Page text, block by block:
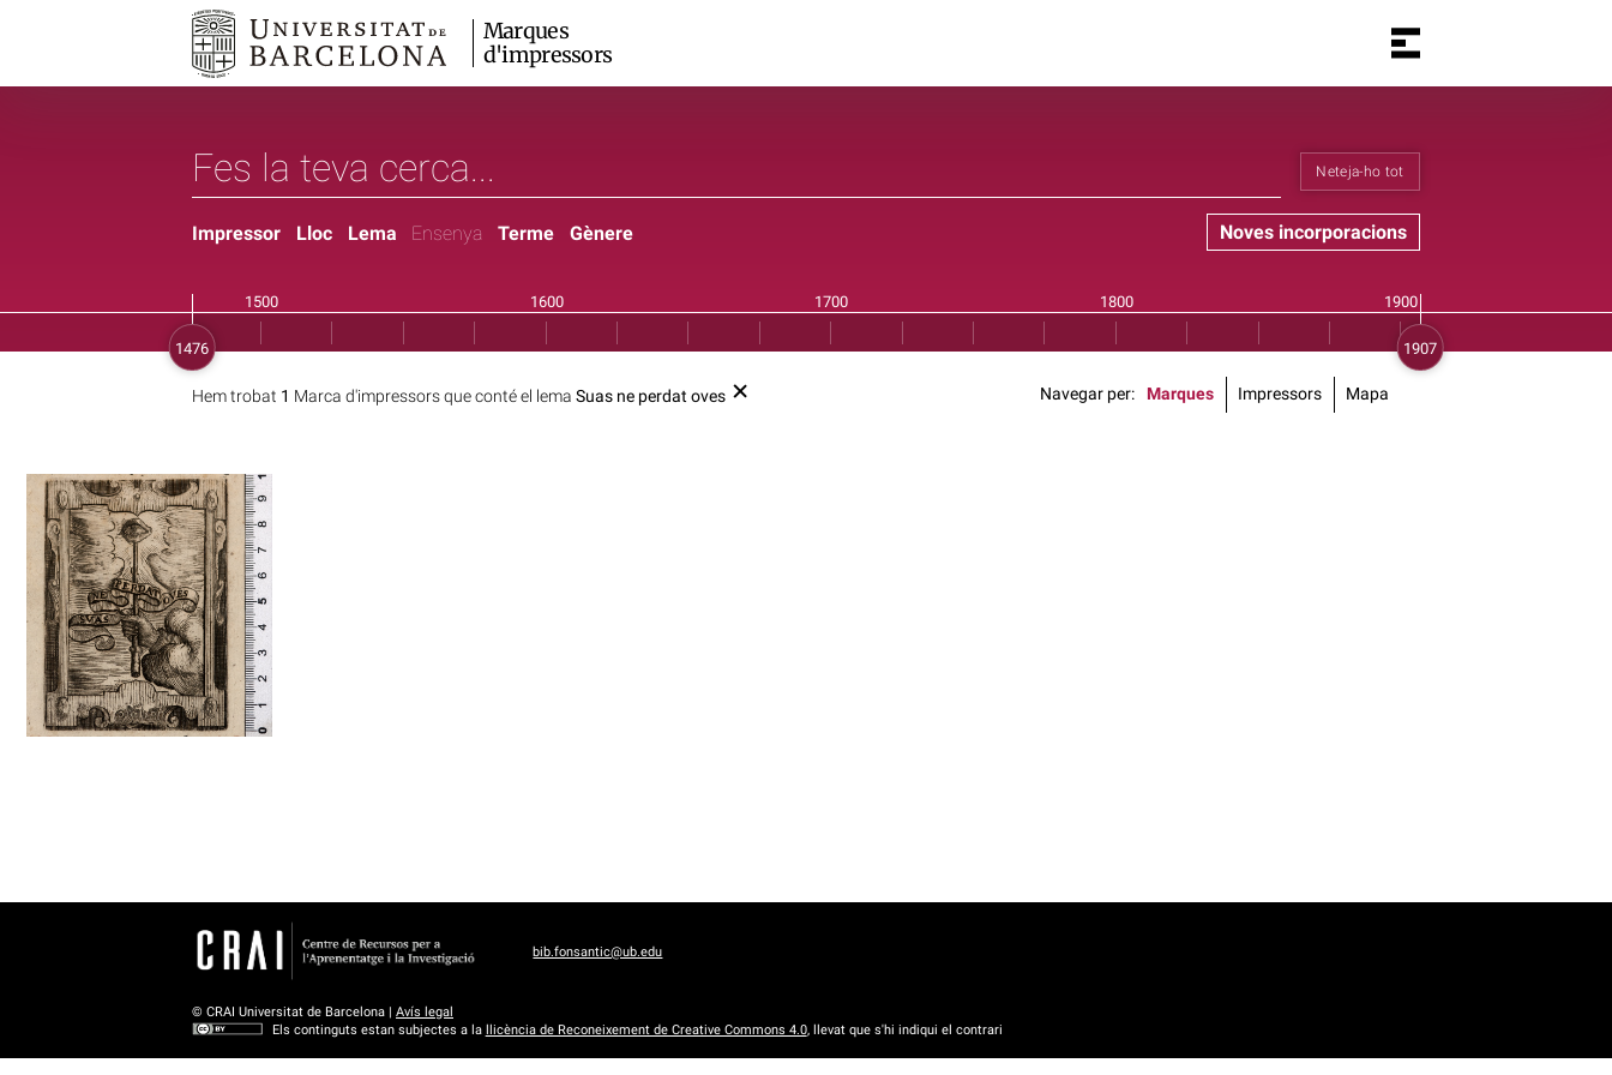
Marques
d'impressors
Neteja-ho tot
Noves incorporacions
Impressor Lloc Lema Ensenya Terme Gènere
Hem trobat 1 Marca d'impressors que conté el lema Suas ne perdat oves Navegar per Marques Impressors Mapa
bib.fonsantic@ub.edu
© CRAI Universitat de Barcelona | Avís legal
Els continguts estan subjectes a la llicència de Reconeixement de Creative Commons 4.0, llevat que s'hi indiqui el contrari